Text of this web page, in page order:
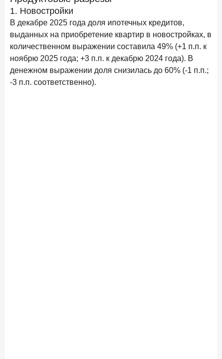
1. Новостройки
В декабре 2025 года доля ипотечных кредитов,
выданных на приобретение квартир в новостройках, в
количественном выражении составила 49% (+1 п.п. к
ноябрю 2025 года; +3 п.п. к декабрю 2024 года). В
денежном выражении доля снизилась до 60% (-1 п.п.;
-3 п.п. соответственно).